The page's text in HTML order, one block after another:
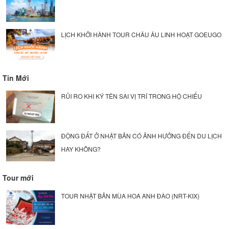
LỊCH KHỞI HÀNH TOUR CHÂU ÂU LINH HOẠT GOEUGO
Tin Mới
RỦI RO KHI KÝ TÊN SAI VỊ TRÍ TRONG HỘ CHIẾU
ĐỘNG ĐẤT Ở NHẬT BẢN CÓ ẢNH HƯỞNG ĐẾN DU LỊCH
HAY KHÔNG?
Tour mới
TOUR NHẬT BẢN MÙA HOA ANH ĐÀO (NRT-KIX)